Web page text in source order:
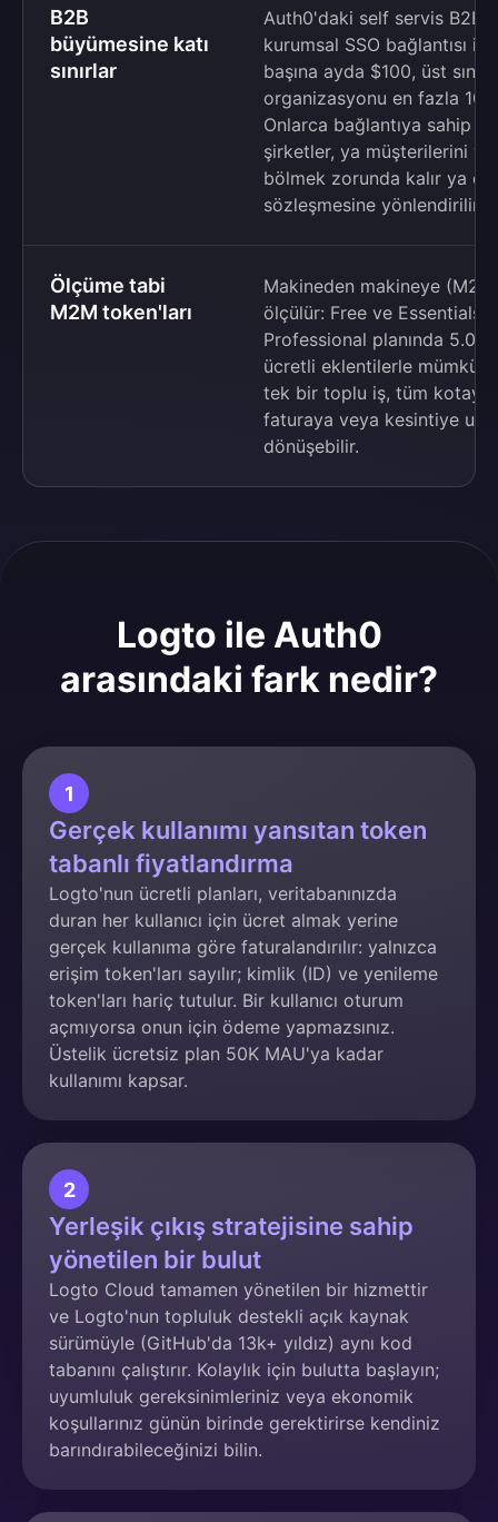
B2B
büyümesine katı
sınırlar
Auth0'daki self servis B2B
kurumsal SSO bağlantısı
başına ayda $100, üst
organizasyonu en fazla 10
Onlarca bağlantıya sahip
şirketler, ya müşterilerini
bölmek zorunda kalır ya
sözleşmesine yönlendirilir.
Ölçüme tabi
M2M token'ları
Makineden makineye
ölçülür: Free ve Essentials
Professional planında
ücretli eklentilerle
tek bir toplu iş, tüm kotayı
faturaya veya kesintiye
dönüşebilir.
Logto ile Auth0
arasındaki fark nedir?
1
Gerçek kullanımı yansıtan token
tabanlı fiyatlandırma
Logto'nun ücretli planları, veritabanınızda
duran her kullanıcı için ücret almak yerine
gerçek kullanıma göre faturalandırılır: yalnızca
erişim token'ları sayılır; kimlik (ID) ve yenileme
token'ları hariç tutulur. Bir kullanıcı oturum
açmıyorsa onun için ödeme yapmazsınız.
Üstelik ücretsiz plan 50K MAU'ya kadar
kullanımı kapsar.
2
Yerleşik çıkış stratejisine sahip
yönetilen bir bulut
Logto Cloud tamamen yönetilen bir hizmettir
ve Logto'nun topluluk destekli açık kaynak
sürümüyle (GitHub'da 13k+ yıldız) aynı kod
tabanını çalıştırır. Kolaylık için bulutta başlayın;
uyumluluk gereksinimleriniz veya ekonomik
koşullarınız günün birinde gerektirirse kendiniz
barındırabileceğinizi bilin.